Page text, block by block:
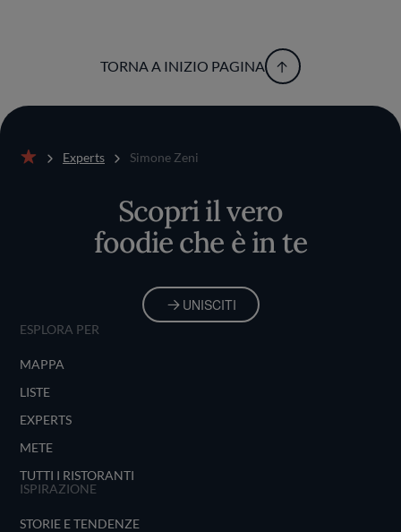
TORNA A INIZIO PAGINA
Experts Simone Zeni
Scopri il vero
foodie che è in te
UNISCITI
ESPLORA PER
MAPPA
LISTE
EXPERTS
METE
TUTTI I RISTORANTI
ISPIRAZIONE
STORIE E TENDENZE